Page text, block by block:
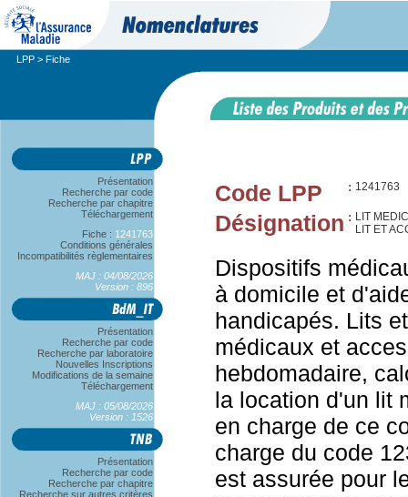
LPP > Fiche
Présentation
Recherche par code
Recherche par chapitre
Téléchargement
Fiche : 1241763
Conditions générales
Incompatibilités règlementaires
MAJ : 04/08/2026
Version : 896
Présentation
Recherche par code
Recherche par laboratoire
Nouvelles Inscriptions
Modifications de la semaine
Téléchargement
MAJ : 05/08/2026
Version : 1526
Présentation
Recherche par code
Recherche par chapitre
Recherche sur autres critères
Code LPP : 1241763
Désignation : LIT
LIT ET
Dispositifs
à domicile et
handicapés. Lits
médicaux et
hebdomadaire,
la location d'un lit
en charge de ce
charge du code
est assurée pour